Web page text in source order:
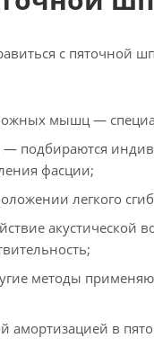
с пяточной
мышц —
подбираются
фасции;
легкого
акустической
методы
амортизацией в